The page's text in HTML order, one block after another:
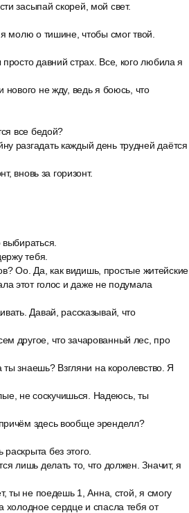
засыпай скорей, мой свет.
молю о тишине, чтобы смог твой.
давний страх. Все, кого любила я
не жду, ведь я боюсь, что
все бедой?
разгадать каждый день трудней даётся
вновь за горизонт.
тебя.
Оо. Да, как видишь, простые житейские
этот голос и даже не подумала
Давай, рассказывай, что
другое, что зачарованный лес, про
знаешь? Взгляни на королевство. Я
не соскучишься. Надеюсь, ты
здесь вообще эренделл?
без этого.
лишь делать то, что должен. Значит, я
ты не поедешь 1, Анна, стой, я смогу
холодное сердце и спасла тебя от